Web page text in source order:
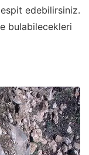
edebilirsiniz.
bulabilecekleri